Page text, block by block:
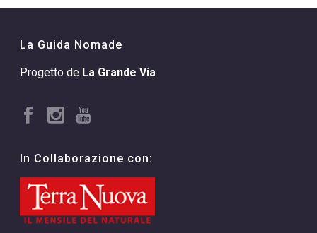
La Guida Nomade
Progetto de La Grande Via
In Collaborazione con: